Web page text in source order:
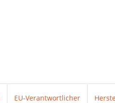
EU-Verantwortlicher